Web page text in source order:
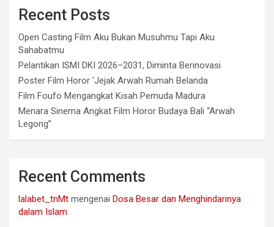
Recent Posts
Open Casting Film Aku Bukan Musuhmu Tapi Aku
Sahabatmu
Pelantikan ISMI DKI 2026–2031, Diminta Berinovasi
Poster Film Horor ‘Jejak Arwah Rumah Belanda
Film Foufo Mengangkat Kisah Pemuda Madura
Menara Sinema Angkat Film Horor Budaya Bali “Arwah
Legong”
Recent Comments
lalabet_tnMt mengenai Dosa Besar dan Menghindarinya
dalam Islam